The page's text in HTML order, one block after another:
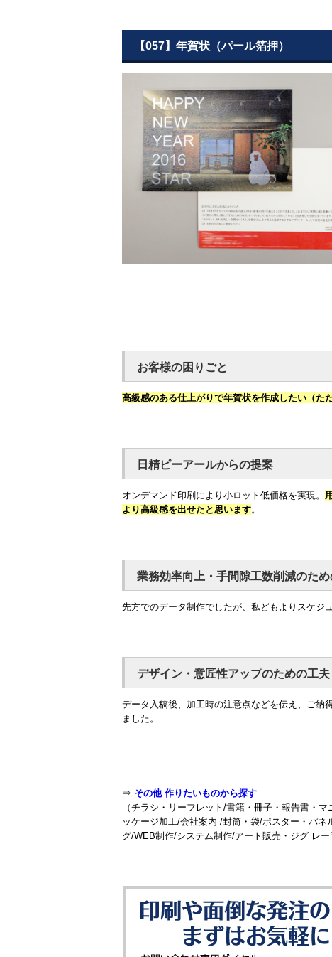
【057】年賀状（パール箔押）
お客様の困りごと
高級感のある仕上がりで年賀状を作成したい（た
日精ピーアールからの提案
オンデマンド印刷により小ロット低価格を実現。
より高級感を出せたと思います。
業務効率向上・手間隙工数削減のた
先方でのデータ制作でしたが、私どもよりスケジ
デザイン・意匠性アップのための工夫
データ入稿後、加工時の注意点などを伝え、ご納
ました。
⇒ その他 作りたいものから探す
（チラシ・リーフレット/書籍・冊子・報告書・
ッケージ加工/会社案内 /封筒・袋/ポスター・パ
グ/WEB制作/システム制作/アート販売・ジグ レ